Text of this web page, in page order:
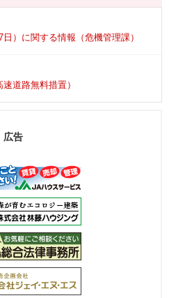
）に関する情報（危機管理課）
道路無料措置）
広告